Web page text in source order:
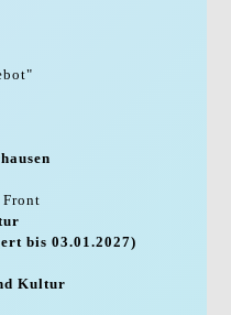
bis 03.01.2027)
Kultur